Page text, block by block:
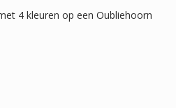
4 kleuren op een Oubliehoorn